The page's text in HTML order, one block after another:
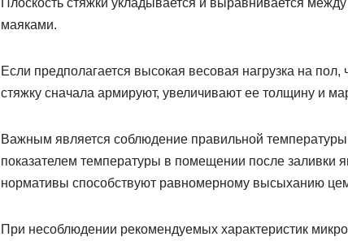
Плоскость стяжки укладывается и выравнивается
маяками.
Если предполагается высокая весовая нагрузка на
стяжку сначала армируют, увеличивают ее толщину и
Важным является соблюдение правильной
показателем температуры в помещении после заливки
нормативы способствуют равномерному высыханию
При несоблюдении рекомендуемых характеристик